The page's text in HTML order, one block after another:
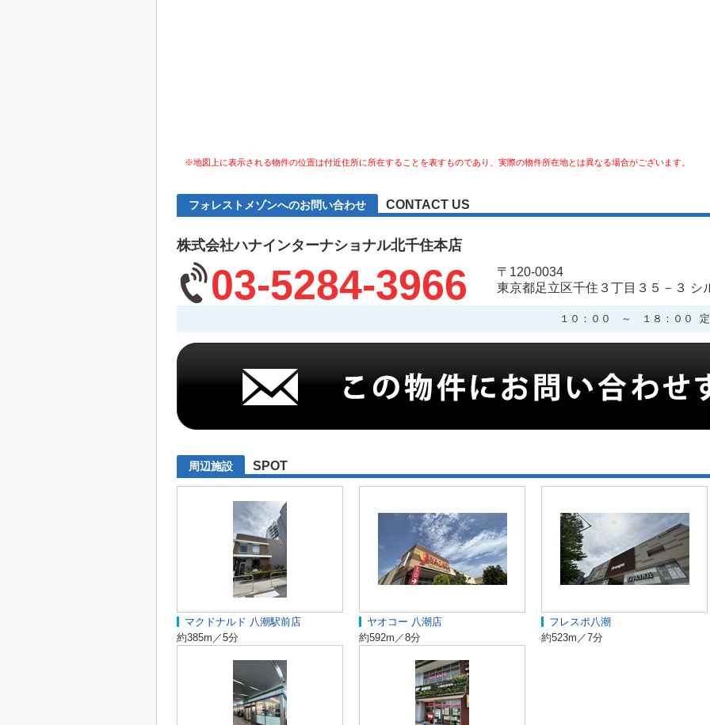
※地図上に表示される物件の位置は付近住所に所在することを表すものであり、実際の物件所在地とは異なる場合がございます。
フォレストメゾンへのお問い合わせ CONTACT US
株式会社ハナインターナショナル北千住本店
03-5284-3966
〒120-0034
東京都足立区千住３丁目３５－３ シ
１０：００ ～ １８：００ 定
周辺施設 SPOT
マクドナルド 八潮駅前店
約385m／5分
ヤオコー 八潮店
約592m／8分
フレスポ八潮
約523m／7分